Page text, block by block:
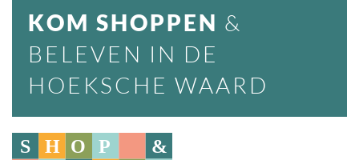
KOM SHOPPEN &
BELEVEN IN DE
HOEKSCHE WAARD